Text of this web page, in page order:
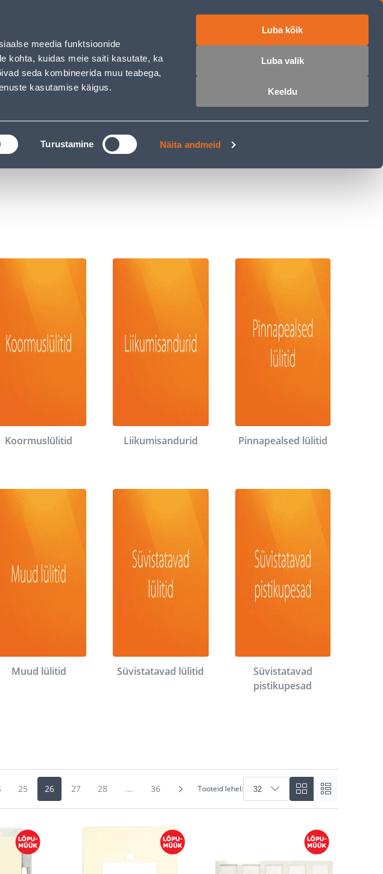
meedia funktsioonide
kohta, kuidas meie saiti kasutate, ka
seda kombineerida muu teabega,
kasutamise käigus.
Turustamine Näita andmeid
Luba kõik
Luba valik
Keeldu
Logi sisse
JÄRELMAKS
Koormuslülitid Liikumisandurid Pinnapealsed lülitid
Muud lülitid Süvistatavad lülitid
Süvistatavad
pistikupesad
25 26 27 28 ... 36 Tooteid lehel: